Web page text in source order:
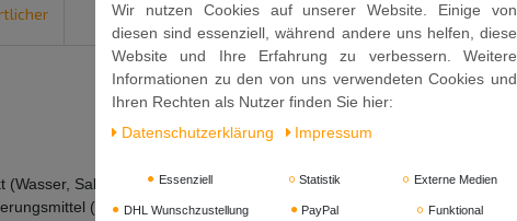
(Wasser, Salz, SOJA bohnen 2,6%, WEIZEN), Wasser, Salz, Farbstoff
(Zitronensäure), Verdickungsmittel (Xanthan).
Wir nutzen Cookies auf unserer Website. Einige von
diesen sind essenziell, während andere uns helfen, diese
Website und Ihre Erfahrung zu verbessern. Weitere
Informationen zu den von uns verwendeten Cookies und
Ihren Rechten als Nutzer finden Sie hier:
Daten­schutz­erklärung
Impressum
Essenziell Statistik Externe Medien
DHL Wunschzustellung PayPal Funktional